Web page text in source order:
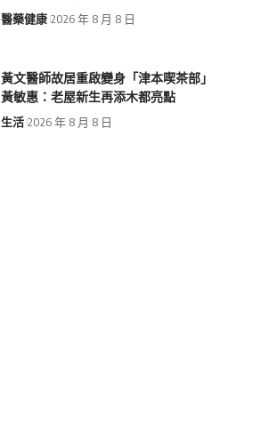
醫藥健康 2026 年 8 月 8 日
黃文醫師故居重啟變身「津本喫茶部」
黃敏惠：老屋新生再添木都亮點
生活 2026 年 8 月 8 日